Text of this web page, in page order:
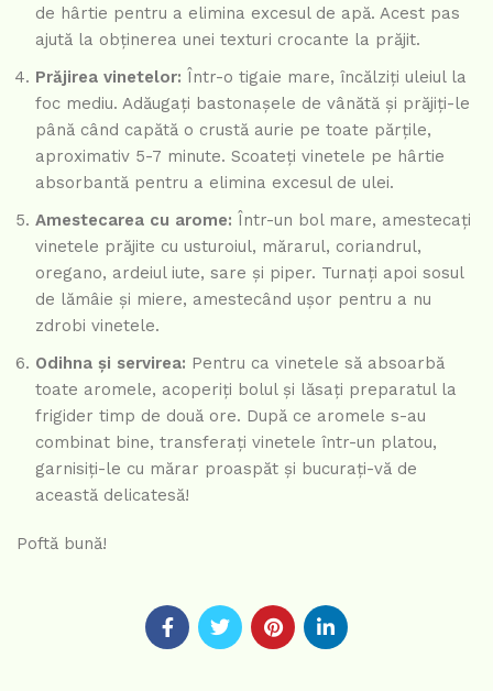
de hârtie pentru a elimina excesul de apă. Acest pas
ajută la obținerea unei texturi crocante la prăjit.
Prăjirea vinetelor: Într-o tigaie mare, încălziți uleiul la
foc mediu. Adăugați bastonașele de vânătă și prăjiți-le
până când capătă o crustă aurie pe toate părțile,
aproximativ 5-7 minute. Scoateți vinetele pe hârtie
absorbantă pentru a elimina excesul de ulei.
Amestecarea cu arome: Într-un bol mare, amestecați
vinetele prăjite cu usturoiul, mărarul, coriandrul,
oregano, ardeiul iute, sare și piper. Turnați apoi sosul
de lămâie și miere, amestecând ușor pentru a nu
zdrobi vinetele.
Odihna și servirea: Pentru ca vinetele să absoarbă
toate aromele, acoperiți bolul și lăsați preparatul la
frigider timp de două ore. După ce aromele s-au
combinat bine, transferați vinetele într-un platou,
garnisiți-le cu mărar proaspăt și bucurați-vă de
această delicatesă!
Poftă bună!